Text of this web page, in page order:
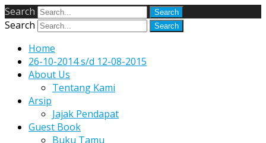
Search
Search
Home
26-10-2014 s/d 12-08-2015
About Us
Tentang Kami
Arsip
Jajak Pendapat
Guest Book
Buku Tamu